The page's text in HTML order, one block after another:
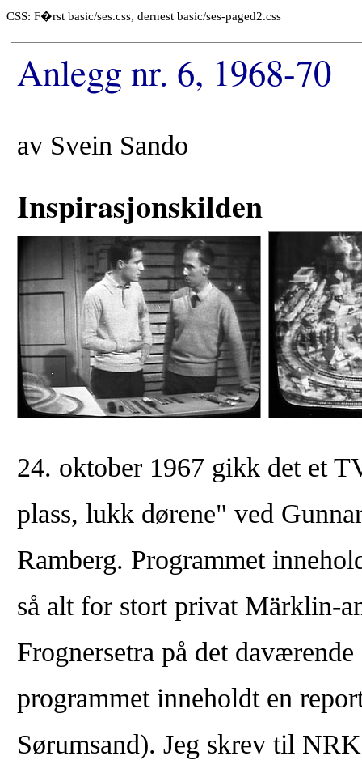
CSS: F�rst basic/ses.css, dernest basic/ses-paged2.css
Anlegg nr. 6, 1968-70
av Svein Sando
Inspirasjonskilden
24. oktober 1967 gikk det et
plass, lukk dørene" ved
Ramberg. Programmet
så alt for stort privat Märklin-
Frognersetra på det
programmet inneholdt en
Sørumsand). Jeg skrev til